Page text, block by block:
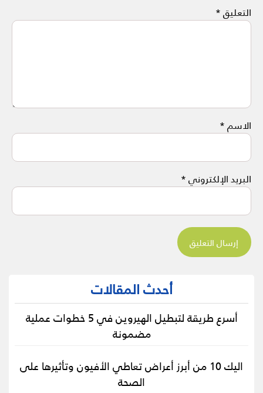
التعليق*
الاسم*
البريد الإلكتروني*
أحدث المقالات
أسرع طريقة لتبطيل الهيروين في 5 خطوات عملية
مضمونة
اليك 10 من أبرز أعراض تعاطي الأفيون وتأثيرها على
الصحة